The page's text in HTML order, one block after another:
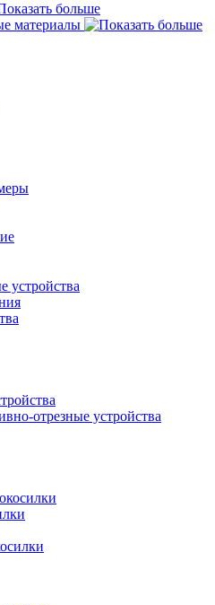
материалы
устройства
отрезные устройства